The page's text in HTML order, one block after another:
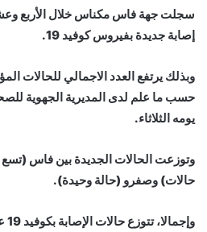
إصابة جديدة بفيروس كوفيد 19.
حسب ما علم لدى المديرية الجهوية
يومه الثلاثاء.
وتوزعت الحالات الجديدة بين فاس
حالات) وصفرو (حالة وحيدة).